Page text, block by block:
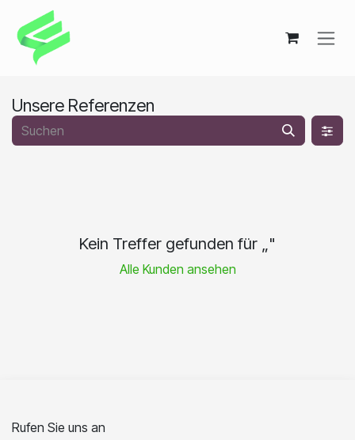
Zum Inhalt springen
Unsere Referenzen
Kein Treffer gefunden für „"
Alle Kunden ansehen
Rufen Sie uns an